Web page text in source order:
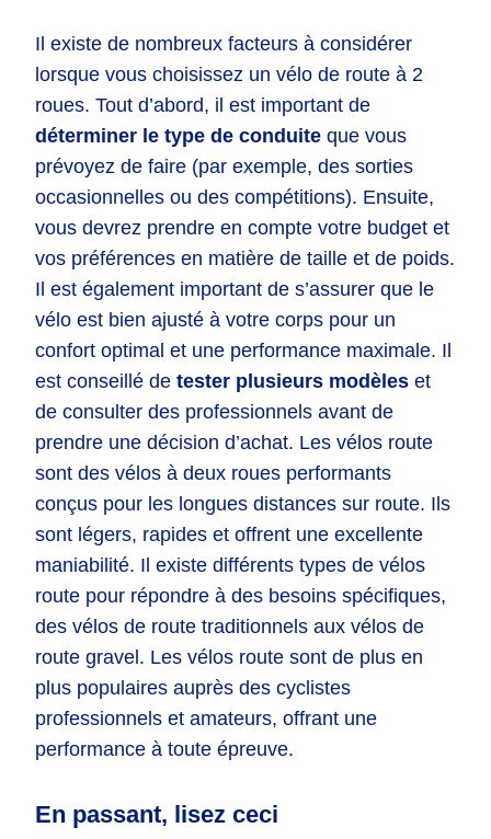
Il existe de nombreux facteurs à considérer
lorsque vous choisissez un vélo de route à 2
roues. Tout d’abord, il est important de
déterminer le type de conduite que vous
prévoyez de faire (par exemple, des sorties
occasionnelles ou des compétitions). Ensuite,
vous devrez prendre en compte votre budget et
vos préférences en matière de taille et de poids.
Il est également important de s’assurer que le
vélo est bien ajusté à votre corps pour un
confort optimal et une performance maximale. Il
est conseillé de tester plusieurs modèles et
de consulter des professionnels avant de
prendre une décision d’achat. Les vélos route
sont des vélos à deux roues performants
conçus pour les longues distances sur route. Ils
sont légers, rapides et offrent une excellente
maniabilité. Il existe différents types de vélos
route pour répondre à des besoins spécifiques,
des vélos de route traditionnels aux vélos de
route gravel. Les vélos route sont de plus en
plus populaires auprès des cyclistes
professionnels et amateurs, offrant une
performance à toute épreuve.
En passant, lisez ceci